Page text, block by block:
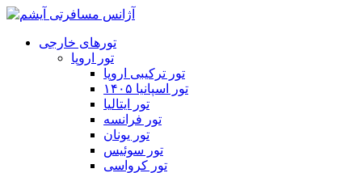
تورهای خارجی
تور اروپا
تور ترکیبی اروپا
تور اسپانیا ۱۴۰۵
تور ایتالیا
تور فرانسه
تور یونان
تور سوئیس
تور کرواسی